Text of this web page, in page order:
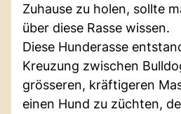
Zuhause zu holen, sollte
über diese Rasse wissen.
Diese Hunderasse
Kreuzung zwischen
grösseren, kräftigeren
einen Hund zu züchten,